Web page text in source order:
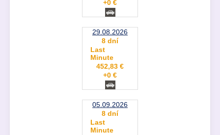
+0 €
29.08.2026
8 dní
Last
Minute
452,83 €
+0 €
05.09.2026
8 dní
Last
Minute